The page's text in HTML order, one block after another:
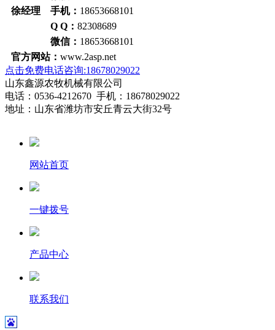
徐经理 手机： 18653668101
Q Q： 82308689
微信： 18653668101
官方网站： www.2asp.net
点击免费电话咨询:18678029022
山东鑫源农牧机械有限公司
电话：0536-4212670 手机：18678029022
地址：山东省潍坊市安丘青云大街32号
网站首页
一键拨号
产品中心
联系我们